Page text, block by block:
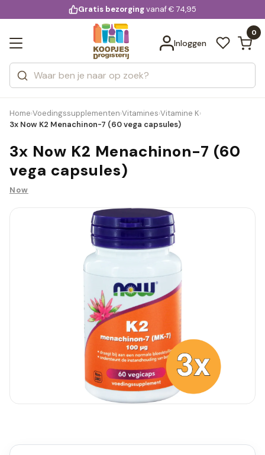
voor 20:00 uur besteld
Gratis bezorgingvanaf € 74,95
Inloggen
0
Zoeken
Categorieën
Merken
Bekijk alle resultaten
Home›Voedingssupplementen›Vitamines›Vitamine K›
3x Now K2 Menachinon-7 (60 vega capsules)
3x Now K2 Menachinon-7 (60
vega capsules)
Now